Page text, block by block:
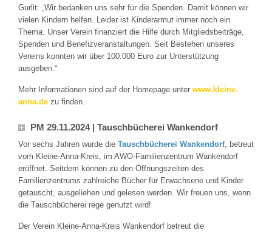
Gurlit: „Wir bedanken uns sehr für die Spenden. Damit können wir
vielen Kindern helfen. Leider ist Kinderarmut immer noch ein
Thema. Unser Verein finanziert die Hilfe durch Mitgliedsbeiträge,
Spenden und Benefizveranstaltungen. Seit Bestehen unseres
Vereins konnten wir über 100.000 Euro zur Unterstützung
ausgeben.“
Mehr Informationen sind auf der Homepage unter www.kleine-
anna.de zu finden.
PM 29.11.2024 | Tauschbücherei Wankendorf
Vor sechs Jahren wurde die Tauschbücherei Wankendorf, betreut
vom Kleine-Anna-Kreis, im AWO-Familienzentrum Wankendorf
eröffnet. Seitdem können zu den Öffnungszeiten des
Familienzentrums zahlreiche Bücher für Erwachsene und Kinder
getauscht, ausgeliehen und gelesen werden. Wir freuen uns, wenn
die Tauschbücherei rege genutzt wird!
Der Verein Kleine-Anna-Kreis Wankendorf betreut die